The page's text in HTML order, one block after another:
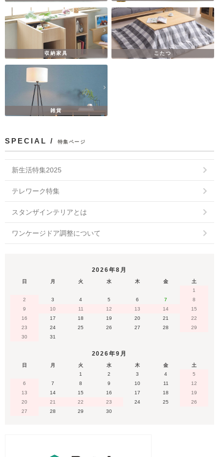
収納家具 こたつ
雑貨
SPECIAL / 特集ページ
新生活特集2025
テレワーク特集
スタンザインテリアとは
ワンケージドア調整について
2026年8月
日 月 火 水 木 金
土
1
2
3 4 5 6 7
8
9
10 11 12 13 14
15
16
17 18 19 20 21
22
23
24 25 26 27 28
29
30
31
2026年9月
日 月 火 水 木 金
土
1
2 3 4
5
6
7 8 9 10 11
12
13
14 15 16 17 18
19
20
21 22 23 24 25
26
27
28 29 30